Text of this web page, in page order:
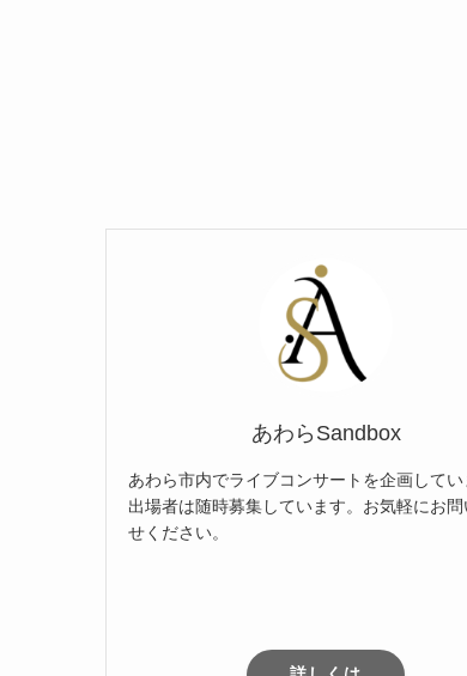
あわらSandbox
あわら市内でライブコンサートを企画してい
出場者は随時募集しています。お気軽にお問
せください。